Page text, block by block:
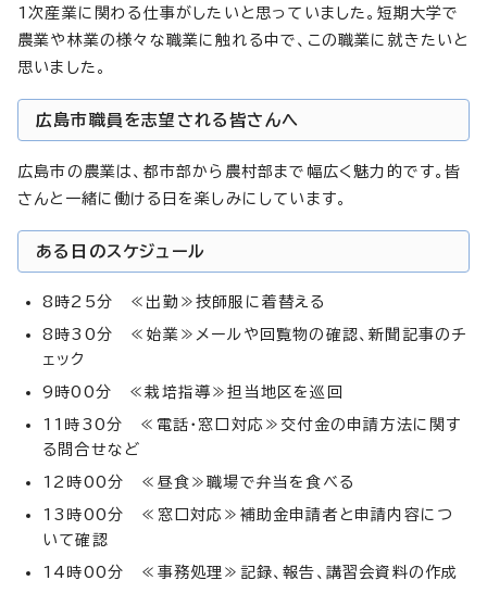
1次産業に関わる仕事がしたいと思っていました。短期大学で
農業や林業の様々な職業に触れる中で、この職業に就きたいと
思いました。
広島市職員を志望される皆さんへ
広島市の農業は、都市部から農村部まで幅広く魅力的です。皆
さんと一緒に働ける日を楽しみにしています。
ある日のスケジュール
8時25分 ≪出勤≫技師服に着替える
8時30分 ≪始業≫メールや回覧物の確認、新聞記事のチ
ェック
9時00分 ≪栽培指導≫担当地区を巡回
11時30分 ≪電話・窓口対応≫交付金の申請方法に関す
る問合せなど
12時00分 ≪昼食≫職場で弁当を食べる
13時00分 ≪窓口対応≫補助金申請者と申請内容につ
いて確認
14時00分 ≪事務処理≫記録、報告、講習会資料の作成